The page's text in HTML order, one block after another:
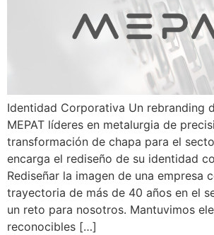
Identidad Corporativa Un rebranding
MEPAT líderes en metalurgia de
transformación de chapa para el
encarga el rediseño de su identidad
Rediseñar la imagen de una empresa
trayectoria de más de 40 años en el
un reto para nosotros. Mantuvimos
reconocibles […]